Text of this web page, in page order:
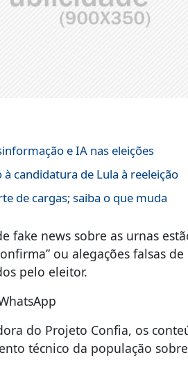
e IA nas eleições
candidatura de Lula à reeleição
de cargas; saiba o que muda
fake news sobre as urnas
ou alegações falsas
pelo eleitor.
do Projeto Confia, os
técnico da população